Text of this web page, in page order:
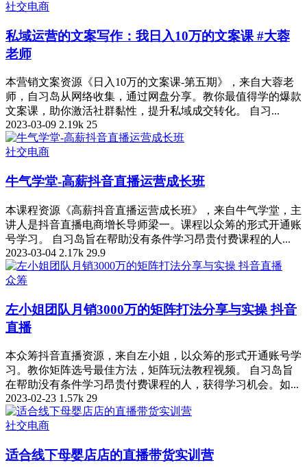
社交电商
私域运营的文案写作：我日入10万的文案课 #大蓉
老师
本营销文案资源《日入10万的文案课-第五期》，来自大蓉老
师，自习岛从网络收集，通过网盘分享。教你最值得学的爆款
文案课，助你激活社群黏性，提升私域成交转化。 自习...
2023-03-09 2.19k 25
社交电商
牛气学堂-高薪抖音直播运营成长班
本课程资源《高薪抖音直播运营成长班》，来自牛气学堂，主
讲人是抖音直播电商增长导师梁一。课程以众筹的形式开通账
号学习。 自习岛旨在帮助没有条件学习昂贵付费课程的人...
2023-03-04 2.17k 29.9
众筹
左小姐团队月销3000万的矩阵打法分享与实操 抖音
直播
本众筹抖音直播资源，来自左小姐，以众筹的形式开通账号学
习。教你矩阵选号最佳方法，矩阵玩法教程视频。 自习岛旨
在帮助没有条件学习昂贵付费课程的人，获得学习机会。如...
2023-02-23 1.57k 29
社交电商
适合线下母婴店店的直播带货实训营